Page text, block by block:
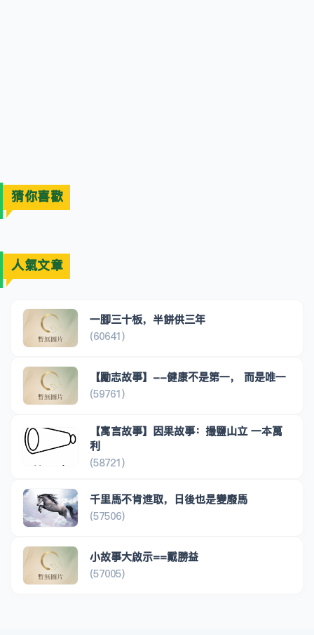
猜你喜歡
人氣文章
一腳三十板，半餅供三年
(60641)
【勵志故事】--健康不是第一， 而是唯一
(59761)
【寓言故事】因果故事：撮鹽山立 一本萬
利
(58721)
千里馬不肯進取，日後也是變廢馬
(57506)
小故事大啟示==戴勝益
(57005)